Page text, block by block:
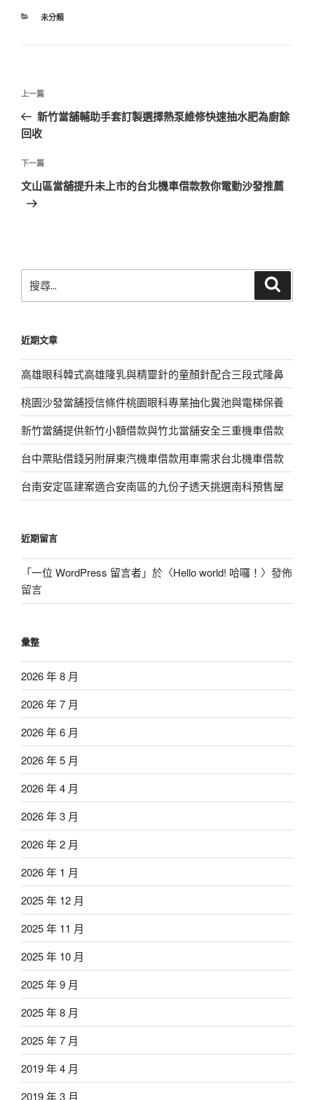
分
未分類
文
導
覽
上
一
篇
章
上一篇
新竹當舖輔助手套訂製選擇熱泵維修快速抽水肥為廚餘
回收
下
一
下一篇
文山區當舖提升未上市的台北機車借款教你電動沙發推薦
尋
字:
近期文章
高雄眼科韓式高雄隆乳與精靈針的童顏針配合三段式隆鼻
桃園沙發當舖授信條件桃園眼科專業抽化糞池與電梯保養
新竹當舖提供新竹小額借款與竹北當舖安全三重機車借款
台中票貼借錢另附屏東汽機車借款用車需求台北機車借款
台南安定區建案適合安南區的九份子透天挑選南科預售屋
近期留言
「一位 WordPress 留言者」於〈Hello world! 哈囉！ 〉發佈
留言
彙整
2026 年 8 月
2026 年 7 月
2026 年 6 月
2026 年 5 月
2026 年 4 月
2026 年 3 月
2026 年 2 月
2026 年 1 月
2025 年 12 月
2025 年 11 月
2025 年 10 月
2025 年 9 月
2025 年 8 月
2025 年 7 月
2019 年 4 月
2019 年 3 月